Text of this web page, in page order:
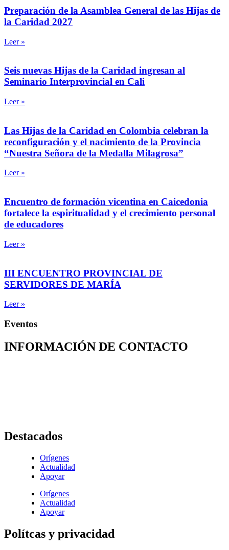
Preparación de la Asamblea General de las Hijas de
la Caridad 2027
Leer »
Seis nuevas Hijas de la Caridad ingresan al
Seminario Interprovincial en Cali
Leer »
Las Hijas de la Caridad en Colombia celebran la
reconfiguración y el nacimiento de la Provincia
“Nuestra Señora de la Medalla Milagrosa”
Leer »
Encuentro de formación vicentina en Caicedonia
fortalece la espiritualidad y el crecimiento personal
de educadores
Leer »
III ENCUENTRO PROVINCIAL DE
SERVIDORES DE MARÍA
Leer »
Eventos
INFORMACIÓN DE CONTACTO
Destacados
Orígenes
Actualidad
Apoyar
Orígenes
Actualidad
Apoyar
Polítcas y privacidad